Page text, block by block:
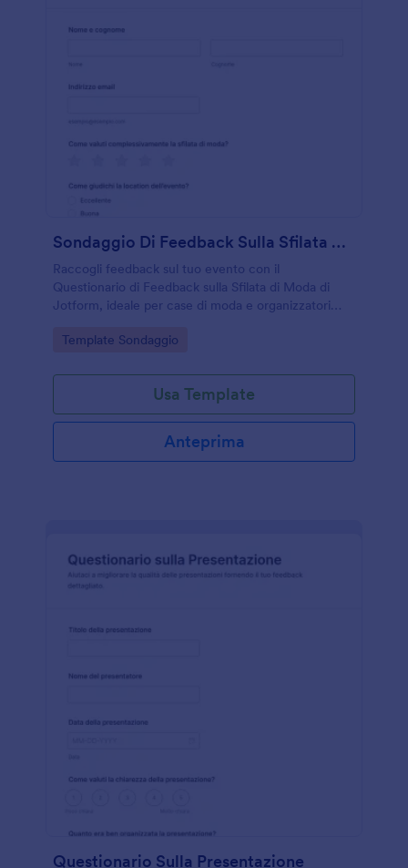
Sondaggio Di Feedback Sulla Sfilata Di Moda
Raccogli feedback sul tuo evento con il
Questionario di Feedback sulla Sfilata di Moda di
Jotform, ideale per case di moda e organizzatori
coinvolgimento del pubblico.
Go to Category:
Template Sondaggio
Usa Template
Anteprima
Questionario Sulla Presentazione